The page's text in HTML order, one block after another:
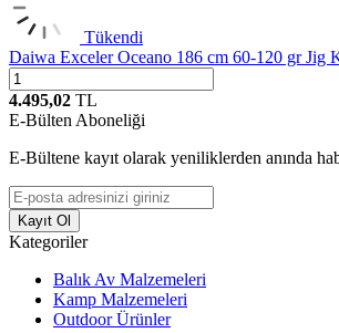
Tükendi
Daiwa Exceler Oceano 186 cm 60-120 gr Jig
4.495,02 TL
E-Bülten Aboneliği
E-Bültene kayıt olarak yeniliklerden anında
Kayıt Ol
Kategoriler
Balık Av Malzemeleri
Kamp Malzemeleri
Outdoor Ürünler